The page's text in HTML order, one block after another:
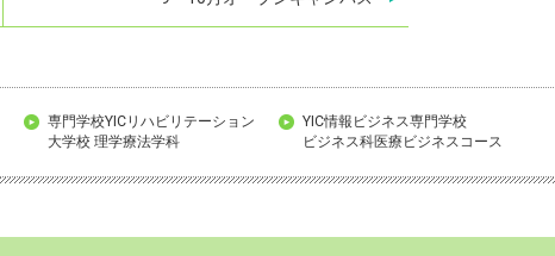
専門学校YICリハビリテーション
大学校 理学療法学科
YIC情報ビジネス専門学校
ビジネス科医療ビジネスコース